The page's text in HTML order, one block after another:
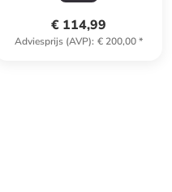
€ 114,99
Adviesprijs (AVP): € 200,00*